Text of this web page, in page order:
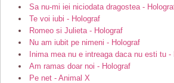
Sa nu-mi iei niciodata dragostea -
Te voi iubi - Holograf
Romeo si Julieta - Holograf
Nu am iubit pe nimeni - Holograf
Inima mea nu e intreaga daca nu esti tu -
Am ramas doar noi - Holograf
Pe net - Animal X